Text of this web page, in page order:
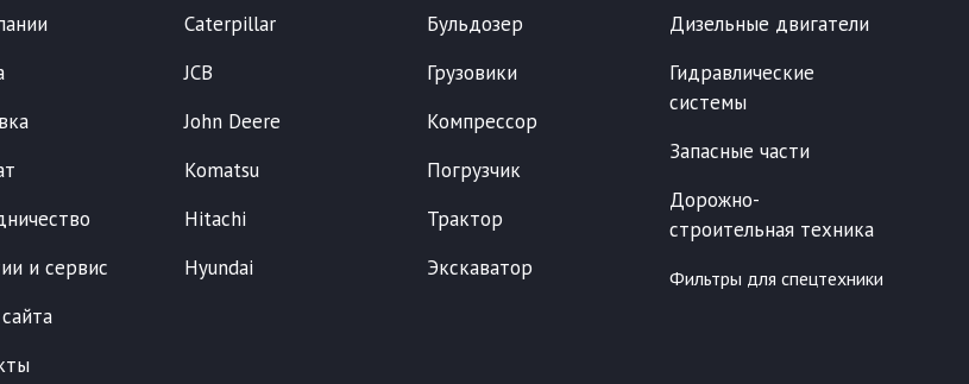
и сервис
Caterpillar
JCB
John Deere
Komatsu
Hitachi
Hyundai
Бульдозер
Грузовики
Компрессор
Погрузчик
Трактор
Экскаватор
Дизельные двигатели
Гидравлические
системы
Запасные части
Дорожно-
строительная техника
Фильтры для спецтехники